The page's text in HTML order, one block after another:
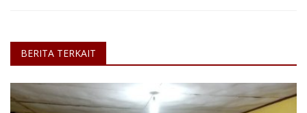
BERITA TERKAIT